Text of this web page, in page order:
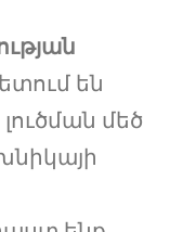
են
մեծ